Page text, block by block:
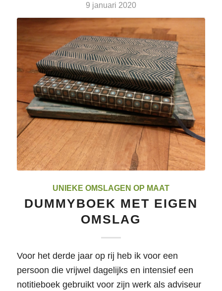
9 januari 2020
UNIEKE OMSLAGEN OP MAAT
DUMMYBOEK MET EIGEN
OMSLAG
Voor het derde jaar op rij heb ik voor een
persoon die vrijwel dagelijks en intensief een
notitieboek gebruikt voor zijn werk als adviseur